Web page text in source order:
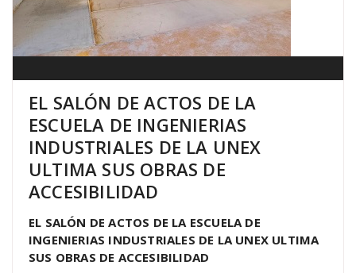
EL SALÓN DE ACTOS DE LA
ESCUELA DE INGENIERIAS
INDUSTRIALES DE LA UNEX
ULTIMA SUS OBRAS DE
ACCESIBILIDAD
EL SALÓN DE ACTOS DE LA ESCUELA DE
INGENIERIAS INDUSTRIALES DE LA UNEX ULTIMA
SUS OBRAS DE ACCESIBILIDAD